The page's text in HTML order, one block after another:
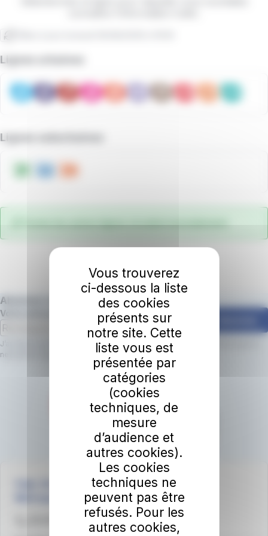
Lignes urbaines
Lignes suburbaines
Toutes les autres lignes circulent normalement.
Voir les plans du réseau
Abonnez-vous à la newsletter irigo 📩
Votre adresse email
J’accepte que le réseau irigo utilise mon adresse email pour m’envoyer la
newsletter irigo.
En savoir plus.
irigo, les services mobilité d'Angers Loire
02 41 33 64 64
Vous trouverez
ci-dessous la liste
des cookies
présents sur
notre site. Cette
liste vous est
présentée par
catégories
(cookies
techniques, de
mesure
d’audience et
autres cookies).
Les cookies
techniques ne
peuvent pas être
refusés. Pour les
autres cookies,